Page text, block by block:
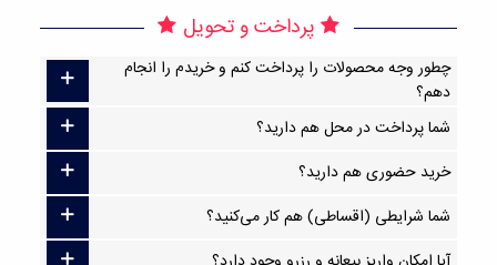
پرداخت و تحویل
چطور وجه محصولات را پرداخت کنم و خریدم را انجام
دهم؟
شما پرداخت در محل هم دارید؟
خرید حضوری هم دارید؟
شما شرایطی (اقساطی) هم کار می‌کنید؟